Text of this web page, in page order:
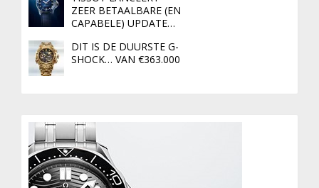
ZEER BETAALBARE (EN
CAPABELE) UPDATE…
DIT IS DE DUURSTE G-
SHOCK… VAN €363.000